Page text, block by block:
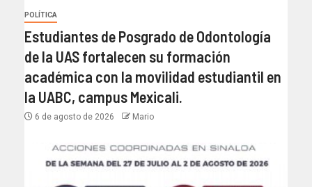
POLÍTICA
Estudiantes de Posgrado de Odontología
de la UAS fortalecen su formación
académica con la movilidad estudiantil en
la UABC, campus Mexicali.
6 de agosto de 2026 Mario